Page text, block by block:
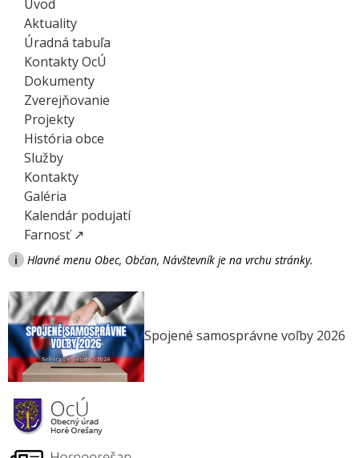
Úvod
Aktuality
Úradná tabuľa
Kontakty OcÚ
Dokumenty
Zverejňovanie
Projekty
História obce
Služby
Kontakty
Galéria
Kalendár podujatí
Farnosť ↗
i Hlavné menu Obec, Občan, Návštevník je na vrchu stránky.
Spojené samosprávne voľby 2026